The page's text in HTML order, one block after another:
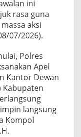
ini
rasa guna
aksi
07/2026).
Polres
Apel
Kantor Dewan
Kabupaten
langsung
Kompol